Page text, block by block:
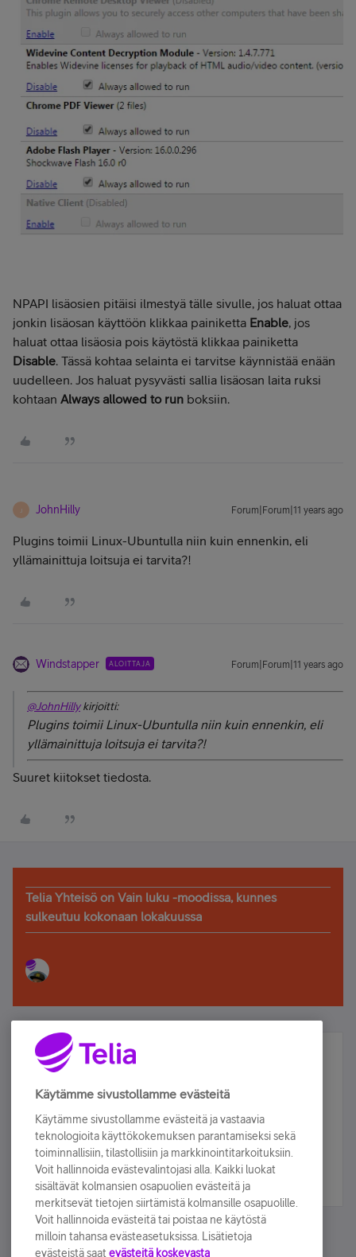
NPAPI lisäosien pitäisi ilmestyä tälle sivulle, jos haluat ottaa
jonkin lisäosan käyttöön klikkaa painiketta Enable, jos
haluat ottaa lisäosia pois käytöstä klikkaa painiketta
Disable. Tässä kohtaa selainta ei tarvitse käynnistää enään
uudelleen. Jos haluat pysyvästi sallia lisäosan laita ruksi
kohtaan Always allowed to run boksiin.
J JohnHilly Forum|Forum|11 years ago
Plugins toimii Linux-Ubuntulla niin kuin ennenkin, eli
yllämainittuja loitsuja ei tarvita?!
Windstapper ALOITTAJA Forum|Forum|11 years ago
@JohnHillykirjoitti:
Plugins toimii Linux-Ubuntulla niin kuin ennenkin, eli
yllämainittuja loitsuja ei tarvita?!
Suuret kiitokset tiedosta.
Telia Yhteisö on Vain luku -moodissa, kunnes
sulkeutuu kokonaan lokakuussa
Älä jää paitsi – osallistu ja voita!
Tilaa Telian uutiskirje ja olet mukana arvonnassa.
sähköpostiisi.
Tilaa nyt
Käytämme sivustollamme evästeitä
Käytämme sivustollamme evästeitä ja vastaavia
teknologioita käyttökokemuksen parantamiseksi sekä
toiminnallisiin, tilastollisiin ja markkinointitarkoituksiin.
Voit hallinnoida evästevalintojasi alla. Kaikki luokat
sisältävät kolmansien osapuolien evästeitä ja
merkitsevät tietojen siirtämistä kolmansille osapuolille.
Voit hallinnoida evästeitä tai poistaa ne käytöstä
milloin tahansa evästeasetuksissa. Lisätietoja
evästeistä saat evästeitä koskevasta